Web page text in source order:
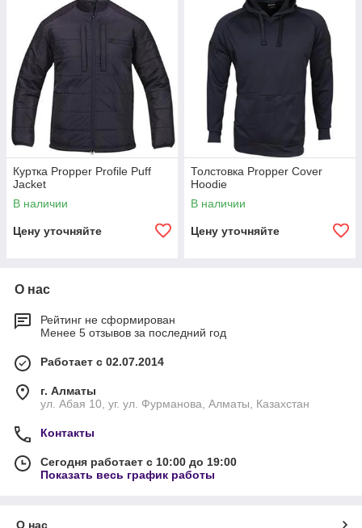
Куртка Propper Profile Puff
Jacket
В наличии
Цену уточняйте
Толстовка Propper Cover
Hoodie
В наличии
Цену уточняйте
О нас
Рейтинг не сформирован
Менее 5 отзывов за последний год
Работает с 02.07.2014
г. Алматы
ул. Абая 10, уг. ул. Фурманова, Алматы, Казахстан
Контакты
Сегодня работает с 10:00 до 19:00
Показать весь график работы
О нас